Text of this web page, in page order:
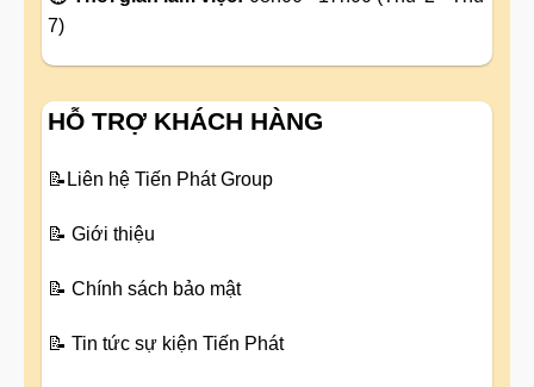
7)
HỖ TRỢ KHÁCH HÀNG
📝 Liên hệ Tiến Phát Group
📝 Giới thiệu
📝 Chính sách bảo mật
📝 Tin tức sự kiện Tiến Phát